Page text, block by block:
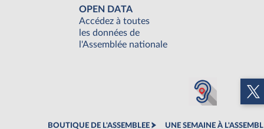
OPEN DATA
Accédez à toutes
les données de
l'Assemblée nationale
BOUTIQUE DE L'ASSEMBLEE UNE SEMAINE À